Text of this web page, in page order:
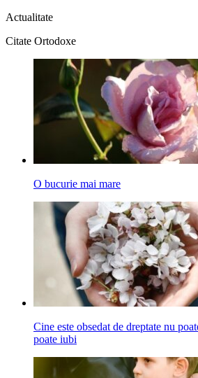
Actualitate
Citate Ortodoxe
O bucurie mai mare
Cine este obsedat de dreptate nu
poate iubi